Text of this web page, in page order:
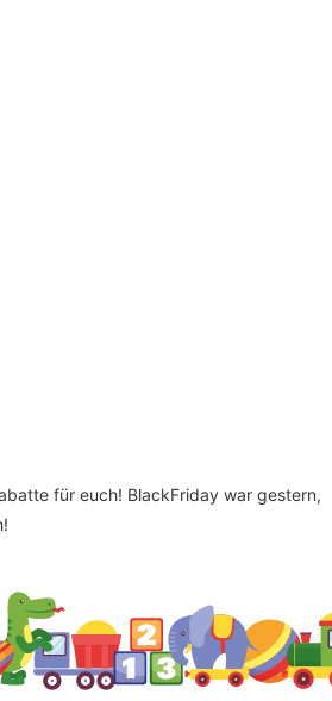
für euch! BlackFriday war gestern,